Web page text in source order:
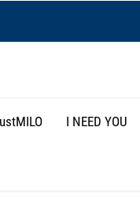
I NEED YOU